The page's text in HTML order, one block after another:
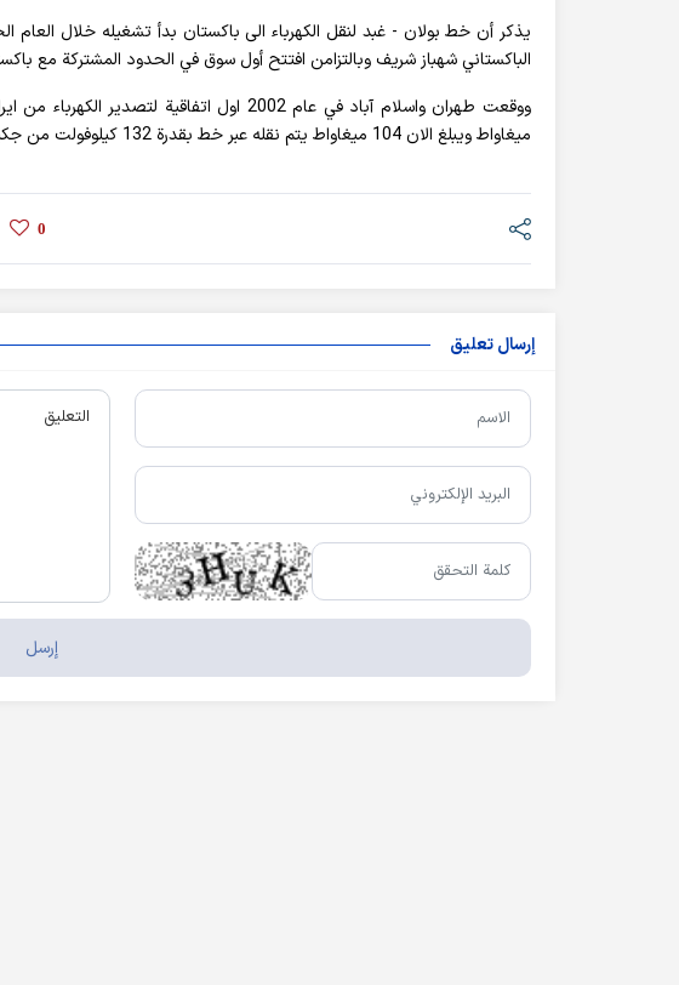
یذكر أن خط بولان - غبد لنقل الكهرباء الى باكستان بدأ تشغيله خلال العام
الباكستاني شهباز شریف وبالتزامن افتتح أول سوق في الحدود المشتركة مع
ميغاواط ويبلغ الان 104 ميغاواط يتم نقله عبر خط بقدرة 132 كيلوفولت من جكيغور بمحافظة سيستان وبلوجستان الى منطقة مند الباكستانية.
0
إرسال تعليق